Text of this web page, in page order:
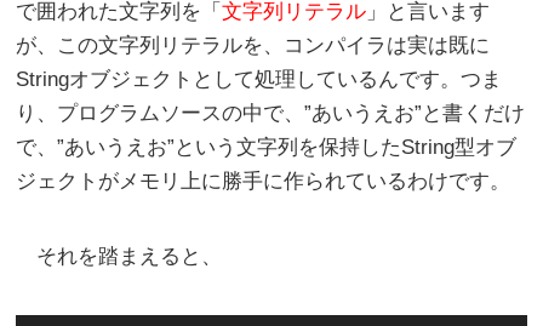
で囲われた文字列を「文字列リテラル 」と言います
が、この文字列リテラルを、コンパイラは実は既に
Stringオブジェクトとして処理しているんです。つま
り、プログラムソースの中で、”あいうえお”と書くだけ
で、”あいうえお”という文字列を保持したString型オブ
ジェクトがメモリ上に勝手に作られているわけです。
それを踏まえると、